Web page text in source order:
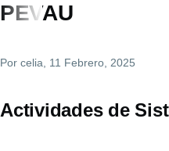
de
PEVAU
Por celia , 11 Febrero, 2025
Actividades de